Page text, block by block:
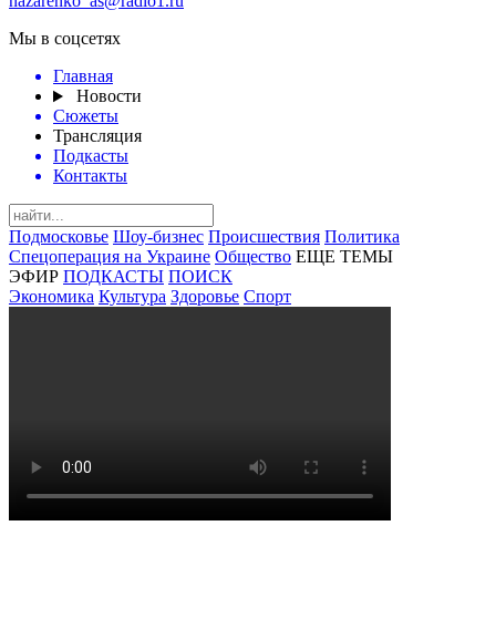
Мы в соцсетях
Главная
Новости
Сюжеты
Трансляция
Подкасты
Контакты
Подмосковье Шоу-бизнес Происшествия Политика
Спецоперация на Украине Общество ЕЩЕ ТЕМЫ
ЭФИР ПОДКАСТЫ ПОИСК
Экономика Культура Здоровье Спорт